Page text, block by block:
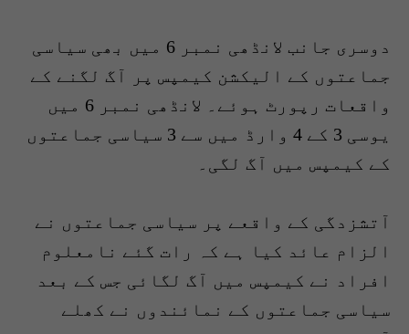
دوسری جانب لانڈھی نمبر 6 میں بھی سیاسی
جماعتوں کے الیکشن کیمپس پر آگ لگنے کے
واقعات رپورٹ ہوئے۔ لانڈھی نمبر 6 میں
یوسی 3 کے 4 وارڈ میں سے 3 سیاسی جماعتوں
کے کیمپس میں آگ لگی۔
آتشزدگی کے واقعے پر سیاسی جماعتوں نے
الزام عائد کیا ہے کہ رات گئے نامعلوم
افراد نے کیمپس میں آگ لگائی جس کے بعد
سیاسی جماعتوں کے نمائندوں نے کھلے